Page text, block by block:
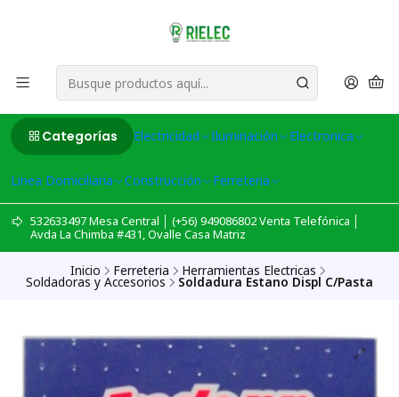
Categorías Electricidad Iluminación Electronica
Linea Domiciliaria Construcción Ferreteria
532633497 Mesa Central │ (+56) 949086802 Venta Telefónica │
Avda La Chimba #431, Ovalle Casa Matriz
Inicio Ferreteria Herramientas Electricas
Soldadoras y Accesorios Soldadura Estano Displ C/Pasta